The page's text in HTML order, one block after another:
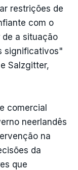
restrições de
com o
a situação
significativos"
Salzgitter,
comercial
neerlandês
na
da
que